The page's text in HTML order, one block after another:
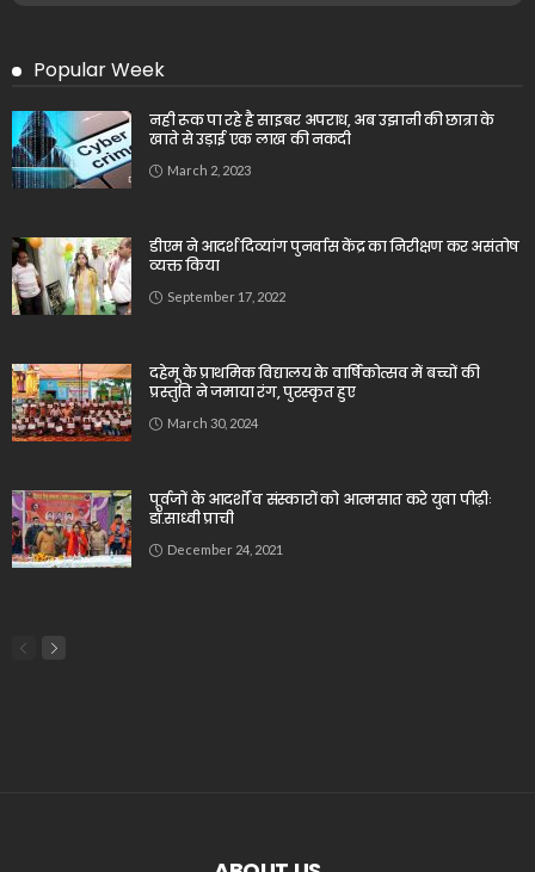
Popular Week
नही रूक पा रहे है साइबर अपराध, अब उझानी की छात्रा के
खाते से उड़ाई एक लाख की नकदी
March 2, 2023
डीएम ने आदर्श दिव्यांग पुनर्वास केंद्र का निरीक्षण कर असंतोष
व्यक्त किया
September 17, 2022
दहेमू के प्राथमिक विद्यालय के वार्षिकोत्सव में बच्चों की
प्रस्तुति ने जमाया रंग, पुरस्कृत हुए
March 30, 2024
पूर्वजों के आदर्शों व संस्कारों को आत्मसात करे युवा पीढ़ीः
डॉ.साध्वी प्राची
December 24, 2021